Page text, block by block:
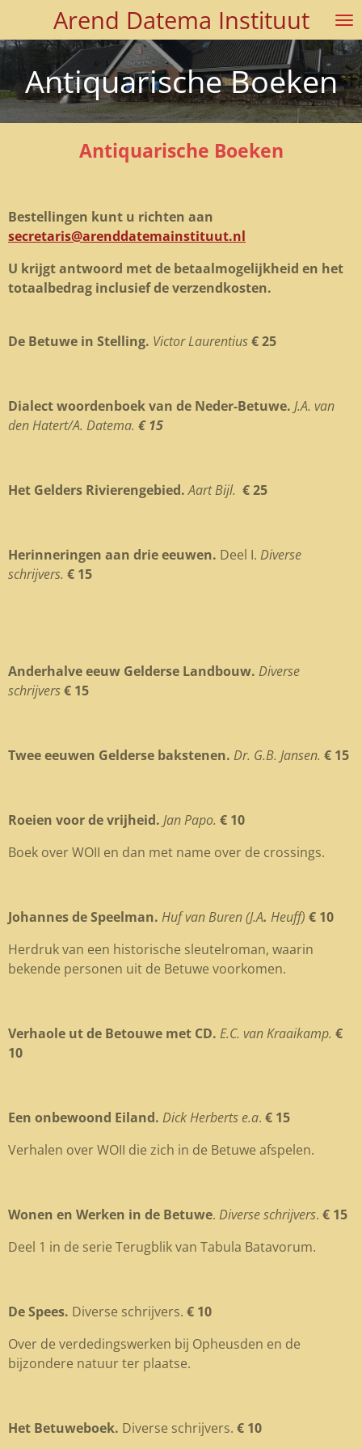
naar
hoofdinhoud
Arend Datema Instituut
Antiquarische Boeken
Antiquarische Boeken
Bestellingen kunt u richten aan
secretaris@arenddatemainstituut.nl
U krijgt antwoord met de betaalmogelijkheid en het
totaalbedrag inclusief de verzendkosten.
De Betuwe in Stelling. Victor Laurentius€ 25
Dialect woordenboek van de Neder-Betuwe. J.A. van
den Hatert/A. Datema. € 15
Het Gelders Rivierengebied. Aart Bijl. € 25
Herinneringen aan drie eeuwen. Deel I. Diverse
schrijvers. € 15
Anderhalve eeuw Gelderse Landbouw. Diverse
schrijvers€ 15
Twee eeuwen Gelderse bakstenen. Dr. G.B. Jansen. € 15
Roeien voor de vrijheid. Jan Papo. € 10
Boek over WOII en dan met name over de crossings.
Johannes de Speelman. Huf van Buren (J.A. Heuff) € 10
Herdruk van een historische sleutelroman, waarin
bekende personen uit de Betuwe voorkomen.
Verhaole ut de Betouwe met CD. E.C. van Kraaikamp. €
10
Een onbewoond Eiland. Dick Herberts e.a. € 15
Verhalen over WOII die zich in de Betuwe afspelen.
Wonen en Werken in de Betuwe. Diverse schrijvers. € 15
Deel 1 in de serie Terugblik van Tabula Batavorum.
De Spees. Diverse schrijvers. € 10
Over de verdedingswerken bij Opheusden en de
bijzondere natuur ter plaatse.
Het Betuweboek. Diverse schrijvers. € 10